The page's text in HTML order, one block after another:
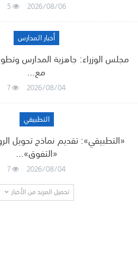
2026/08/06
5
أخبار المدارس
مجلس الوزراء: جاهزية المدارس
مع…
2026/08/04
7
التطبيقي
«التطبيقي»: تقديم نماذج تحويل
«التفوق»…
2026/08/04
7
تحميل المزيد من الأخبار